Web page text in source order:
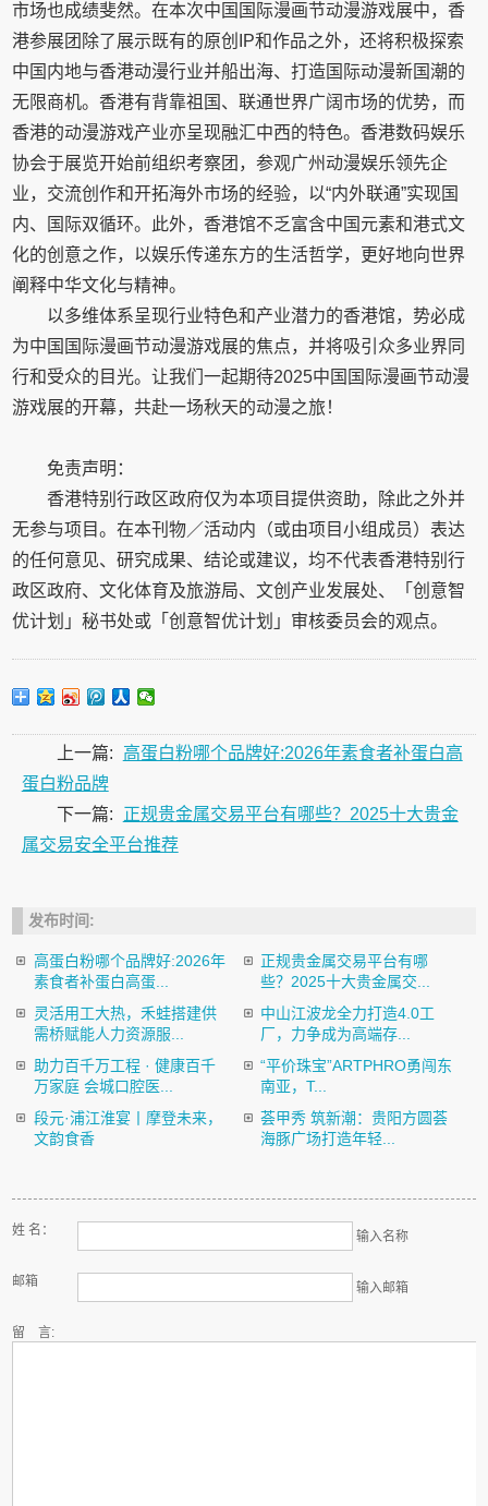
市场也成绩斐然。在本次中国国际漫画节动漫游戏展中，香
港参展团除了展示既有的原创IP和作品之外，还将积极探索
中国内地与香港动漫行业并船出海、打造国际动漫新国潮的
无限商机。香港有背靠祖国、联通世界广阔市场的优势，而
香港的动漫游戏产业亦呈现融汇中西的特色。香港数码娱乐
协会于展览开始前组织考察团，参观广州动漫娱乐领先企
业，交流创作和开拓海外市场的经验，以“内外联通”实现国
内、国际双循环。此外，香港馆不乏富含中国元素和港式文
化的创意之作，以娱乐传递东方的生活哲学，更好地向世界
阐释中华文化与精神。
以多维体系呈现行业特色和产业潜力的香港馆，势必成
为中国国际漫画节动漫游戏展的焦点，并将吸引众多业界同
行和受众的目光。让我们一起期待2025中国国际漫画节动漫
游戏展的开幕，共赴一场秋天的动漫之旅！
免责声明：
香港特别行政区政府仅为本项目提供资助，除此之外并
无参与项目。在本刊物／活动内（或由项目小组成员）表达
的任何意见、研究成果、结论或建议，均不代表香港特别行
政区政府、文化体育及旅游局、文创产业发展处、「创意智
优计划」秘书处或「创意智优计划」审核委员会的观点。
上一篇:
高蛋白粉哪个品牌好:2026年素食者补蛋白高
蛋白粉品牌
下一篇:
正规贵金属交易平台有哪些？2025十大贵金
属交易安全平台推荐
发布时间:
高蛋白粉哪个品牌好:2026年
素食者补蛋白高蛋...
正规贵金属交易平台有哪
些？2025十大贵金属交...
灵活用工大热，禾蛙搭建供
需桥赋能人力资源服...
中山江波龙全力打造4.0工
厂，力争成为高端存...
助力百千万工程 · 健康百千
万家庭 会城口腔医...
“平价珠宝”ARTPHRO勇闯东
南亚，T...
段元·浦江淮宴丨摩登未来，
文韵食香
荟甲秀 筑新潮：贵阳方圆荟
海豚广场打造年轻...
姓 名： 输入名称
邮箱 输入邮箱
留 言: